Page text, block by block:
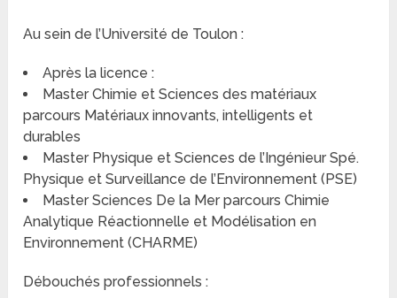
Au sein de l’Université de Toulon :
Après la licence :
Master Chimie et Sciences des matériaux
parcours Matériaux innovants, intelligents et
durables
Master Physique et Sciences de l’Ingénieur Spé.
Physique et Surveillance de l’Environnement (PSE)
Master Sciences De la Mer parcours Chimie
Analytique Réactionnelle et Modélisation en
Environnement (CHARME)
Débouchés professionnels :